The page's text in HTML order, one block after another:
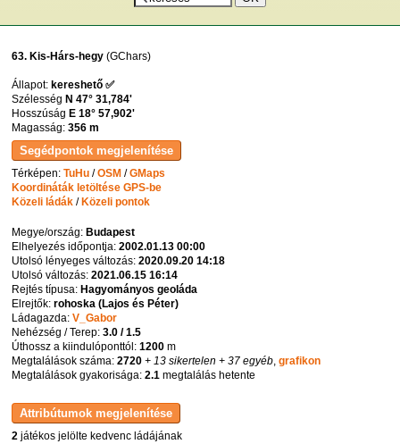
63. Kis-Hárs-hegy (GChars)
Állapot:kereshető ✅
SzélességN 47° 31,784'
HosszúságE 18° 57,902'
Magasság:356 m
Térképen:TuHu /OSM /GMaps
Koordináták letöltése GPS-be
Közeli ládák /Közeli pontok
Megye/ország:Budapest
Elhelyezés időpontja:2002.01.13 00:00
Utolsó lényeges változás:2020.09.20 14:18
Utolsó változás:2021.06.15 16:14
Rejtés típusa:Hagyományos geoláda
Elrejtők:rohoska (Lajos és Péter)
Ládagazda:V_Gabor
Nehézség / Terep:3.0 / 1.5
Úthossz a kiindulóponttól:1200 m
Megtalálások száma:2720 + 13 sikertelen + 37 egyéb,grafikon
Megtalálások gyakorisága:2.1 megtalálás hetente
2 játékos jelölte kedvenc ládájának